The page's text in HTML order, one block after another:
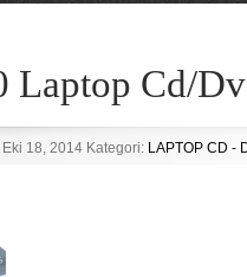
Laptop Cd/
18, 2014 Kategori: LAPTOP CD -